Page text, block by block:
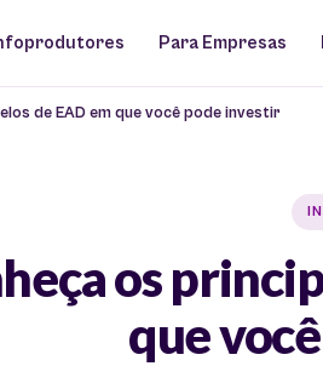
Para Empresas
de EAD em que você pode investir
os
que